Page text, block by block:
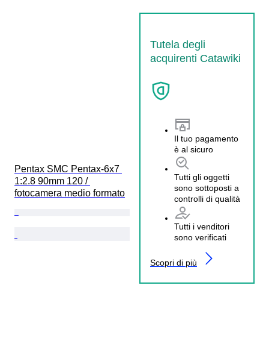
Tutela degli
acquirenti Catawiki
Il tuo pagamento
è al sicuro
Tutti gli oggetti
sono sottoposti a
controlli di qualità
Tutti i venditori
sono verificati
Scopri di più
Pentax SMC Pentax-6x7
1:2.8 90mm 120 /
fotocamera medio formato